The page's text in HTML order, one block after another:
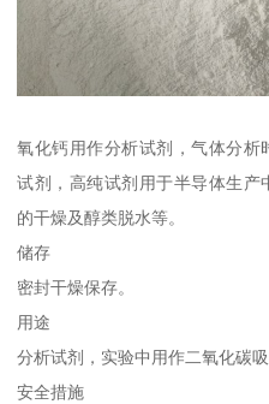
氧化钙用作分析试剂，气体分
试剂，高纯试剂用于半导体生
的干燥及醇类脱水等。
储存
密封干燥保存。
用途
分析试剂，实验中用作二氧化碳
安全措施